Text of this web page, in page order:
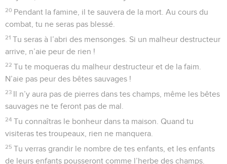
20 Pendant la famine, il te sauvera de la mort. Au cours du
combat, tu ne seras pas blessé.
21 Tu seras à l’abri des mensonges. Si un malheur destructeur
arrive, n’aie peur de rien !
22 Tu te moqueras du malheur destructeur et de la faim.
N’aie pas peur des bêtes sauvages !
23 Il n’y aura pas de pierres dans tes champs, même les bêtes
sauvages ne te feront pas de mal.
24 Tu connaîtras le bonheur dans ta maison. Quand tu
visiteras tes troupeaux, rien ne manquera.
25 Tu verras grandir le nombre de tes enfants, et les enfants
de leurs enfants pousseront comme l’herbe des champs.